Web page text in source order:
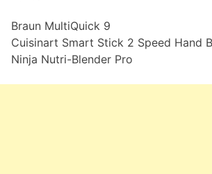
Braun MultiQuick 9
Cuisinart Smart Stick 2 Speed Hand
Ninja Nutri-Blender Pro